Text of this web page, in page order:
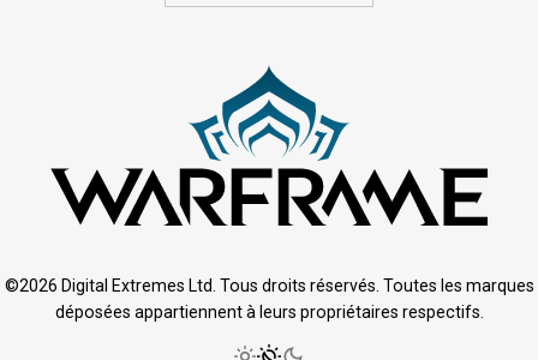
©2026 Digital Extremes Ltd. Tous droits réservés. Toutes les marques
déposées appartiennent à leurs propriétaires respectifs.